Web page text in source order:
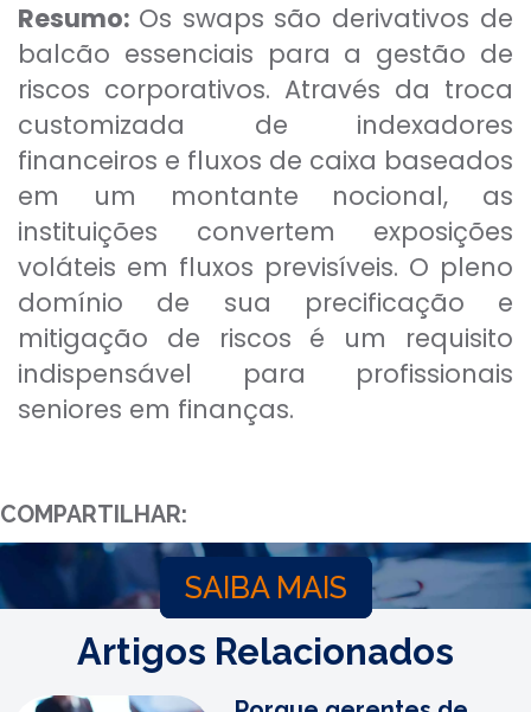
Resumo: Os swaps são derivativos de
balcão essenciais para a gestão de
riscos corporativos. Através da troca
customizada de indexadores
financeiros e fluxos de caixa baseados
em um montante nocional, as
instituições convertem exposições
voláteis em fluxos previsíveis. O pleno
domínio de sua precificação e
mitigação de riscos é um requisito
indispensável para profissionais
seniores em finanças.
COMPARTILHAR:
SAIBA MAIS
Artigos Relacionados